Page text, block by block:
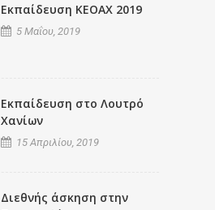
Εκπαίδευση ΚΕΟΑΧ 2019
5 Μαΐου, 2019
Εκπαίδευση στο Λουτρό
Χανίων
15 Απριλίου, 2019
Διεθνής άσκηση στην